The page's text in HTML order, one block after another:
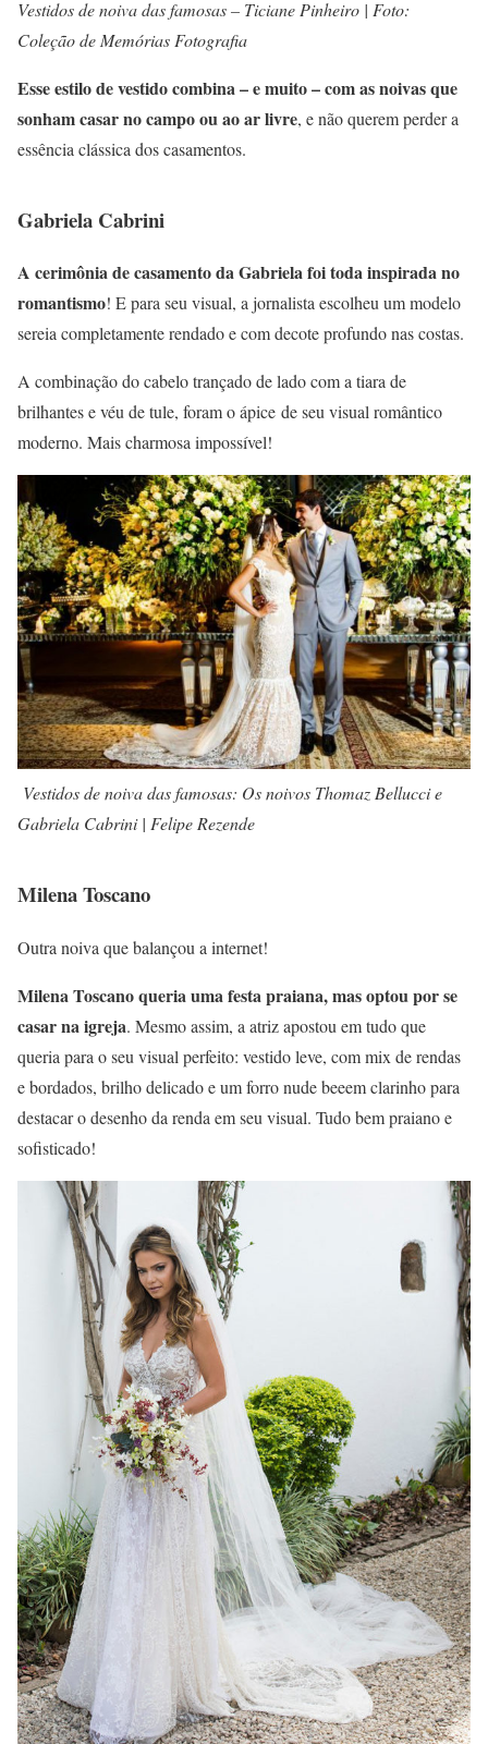
Vestidos de noiva das famosas – Ticiane Pinheiro | Foto:
Coleção de Memórias Fotografia
Esse estilo de vestido combina – e muito – com as noivas que
sonham casar no campo ou ao ar livre, e não querem perder a
essência clássica dos casamentos.
Gabriela Cabrini
A cerimônia de casamento da Gabriela foi toda inspirada no
romantismo! E para seu visual, a jornalista escolheu um modelo
sereia completamente rendado e com decote profundo nas costas.
A combinação do cabelo trançado de lado com a tiara de
brilhantes e véu de tule, foram o ápice de seu visual romântico
moderno. Mais charmosa impossível!
Vestidos de noiva das famosas: Os noivos Thomaz Bellucci e
Gabriela Cabrini | Felipe Rezende
Milena Toscano
Outra noiva que balançou a internet!
Milena Toscano queria uma festa praiana, mas optou por se
casar na igreja. Mesmo assim, a atriz apostou em tudo que
queria para o seu visual perfeito: vestido leve, com mix de rendas
e bordados, brilho delicado e um forro nude beeem clarinho para
destacar o desenho da renda em seu visual. Tudo bem praiano e
sofisticado!